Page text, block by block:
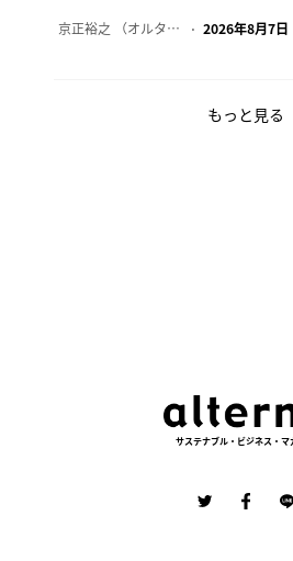
京正裕之 （オルタナ副編集長） 2026年8月7日
もっと見る
サステナブル・ビジネス・マ